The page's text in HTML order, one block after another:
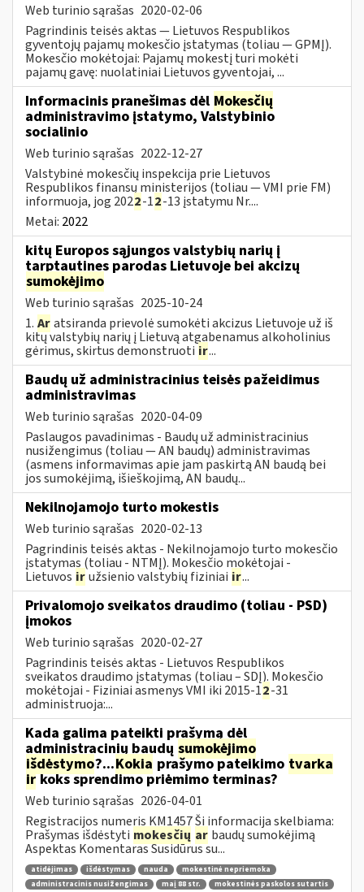
Web turinio sąrašas 2020-02-06
Pagrindinis teisės aktas — Lietuvos Respublikos
gyventojų pajamų mokesčio įstatymas (toliau — GPMĮ).
Mokesčio mokėtojai: Pajamų mokestį turi mokėti
pajamų gavę: nuolatiniai Lietuvos gyventojai, ...
Informacinis pranešimas dėl Mokesčių
administravimo įstatymo, Valstybinio
socialinio
Web turinio sąrašas 2022-12-27
Valstybinė mokesčių inspekcija prie Lietuvos
Respublikos finansų ministerijos (toliau — VMI prie FM)
informuoja, jog 2022-12-13 įstatymu Nr....
Metai: 2022
kitų Europos sąjungos valstybių narių į
tarptautines parodas Lietuvoje bei akcizų
sumokėjimo
Web turinio sąrašas 2025-10-24
1. Aratsiranda prievolė sumokėti akcizus Lietuvoje už iš
kitų valstybių narių į Lietuvą atgabenamus alkoholinius
gėrimus, skirtus demonstruoti ir...
Baudų už administracinius teisės pažeidimus
administravimas
Web turinio sąrašas 2020-04-09
Paslaugos pavadinimas - Baudų už administracinius
nusižengimus (toliau — AN baudų) administravimas
(asmens informavimas apie jam paskirtą AN baudą bei
jos sumokėjimą, išieškojimą, AN baudų...
Nekilnojamojo turto mokestis
Web turinio sąrašas 2020-02-13
Pagrindinis teisės aktas - Nekilnojamojo turto mokesčio
įstatymas (toliau - NTMĮ). Mokesčio mokėtojai -
Lietuvos iružsienio valstybių fiziniai ir...
Privalomojo sveikatos draudimo (toliau - PSD)
įmokos
Web turinio sąrašas 2020-02-27
Pagrindinis teisės aktas - Lietuvos Respublikos
sveikatos draudimo įstatymas (toliau – SDĮ). Mokesčio
mokėtojai - Fiziniai asmenys VMI iki 2015-12-31
administruoja:...
Kada galima pateikti prašymą dėl
administracinių baudų sumokėjimo
išdėstymo?...Kokia prašymo pateikimo tvarka
irkoks sprendimo priėmimo terminas?
Web turinio sąrašas 2026-04-01
Registracijos numeris KM1457 Ši informacija skelbiama:
Prašymas išdėstyti mokesčių ar baudų sumokėjimą
Aspektas Komentaras Susidūrus su...
atidėjimas išdėstymas nauda
mokestinė nepriemoka
administracinis nusižengimas
maį 88 str.
mokestinės paskolos sutartis